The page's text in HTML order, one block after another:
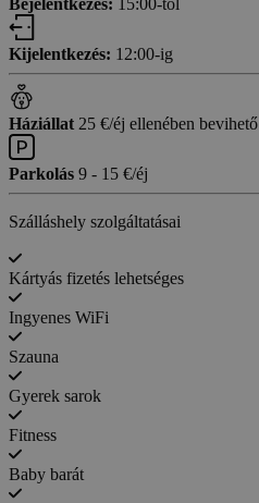
Bejelentkezés: 15:00-től
Kijelentkezés: 12:00-ig
Háziállat 25 €/éj ellenében bevihető
Parkolás 9 - 15 €/éj
Szálláshely szolgáltatásai
Kártyás fizetés lehetséges
Ingyenes WiFi
Szauna
Gyerek sarok
Fitness
Baby barát